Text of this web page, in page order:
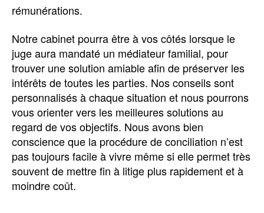
rémunérations.
Notre cabinet pourra être à vos côtés lorsque le
juge aura mandaté un médiateur familial, pour
trouver une solution amiable afin de préserver les
intérêts de toutes les parties. Nos conseils sont
personnalisés à chaque situation et nous pourrons
vous orienter vers les meilleures solutions au
regard de vos objectifs. Nous avons bien
conscience que la procédure de conciliation n’est
pas toujours facile à vivre même si elle permet très
souvent de mettre fin à litige plus rapidement et à
moindre coût.